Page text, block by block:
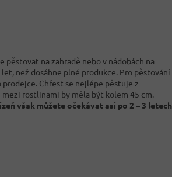
pěstovat na zahradě nebo v nádobách na
než dosáhne plné produkce. Pro pěstování
Chřest se nejlépe pěstuje z
rostlinami by měla být kolem 45 cm.
však můžete očekávat asi po 2 – 3 letech